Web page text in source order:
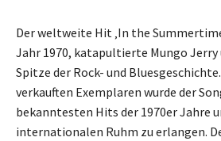
Der weltweite Hit ‚In the
Jahr 1970, katapultierte Mungo Jerry
Spitze der Rock- und
verkauften Exemplaren wurde der
bekanntesten Hits der 1970er Jahre
internationalen Ruhm zu erlangen.